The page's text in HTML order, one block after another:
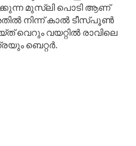
മുസ്‌ലി പൊടി ആണ്
നിന്ന് കാൽ ടീസ്പൂൺ
വെറും വയറ്റിൽ രാവിലെ
ബെറ്റർ.